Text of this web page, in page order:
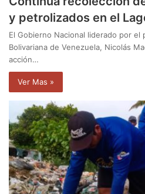
y petrolizados en el
El Gobierno Nacional liderado por el
Bolivariana de Venezuela, Nicolás
acción…
Ver Mas »